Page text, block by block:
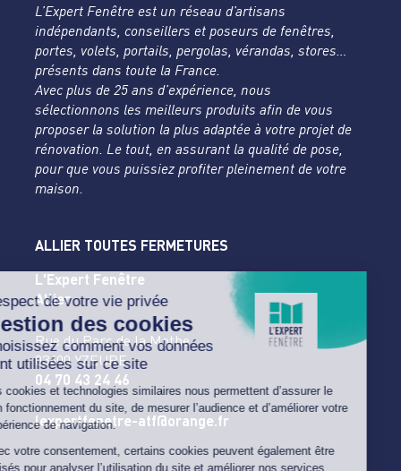
L’Expert Fenêtre est un réseau d’artisans
indépendants, conseillers et poseurs de fenêtres,
portes, volets, portails, pergolas, vérandas, stores…
présents dans toute la France.
Avec plus de 25 ans d’expérience, nous
sélectionnons les meilleurs produits afin de vous
proposer la solution la plus adaptée à votre projet de
rénovation. Le tout, en assurant la qualité de pose,
pour que vous puissiez profiter pleinement de votre
maison.
ALLIER TOUTES FERMETURES
L'Expert Fenêtre
Allier
Rue du Parc de la Mothe
03400 YZEURE
04 70 43 24 46
lexpertfenetre-atf@orange.fr